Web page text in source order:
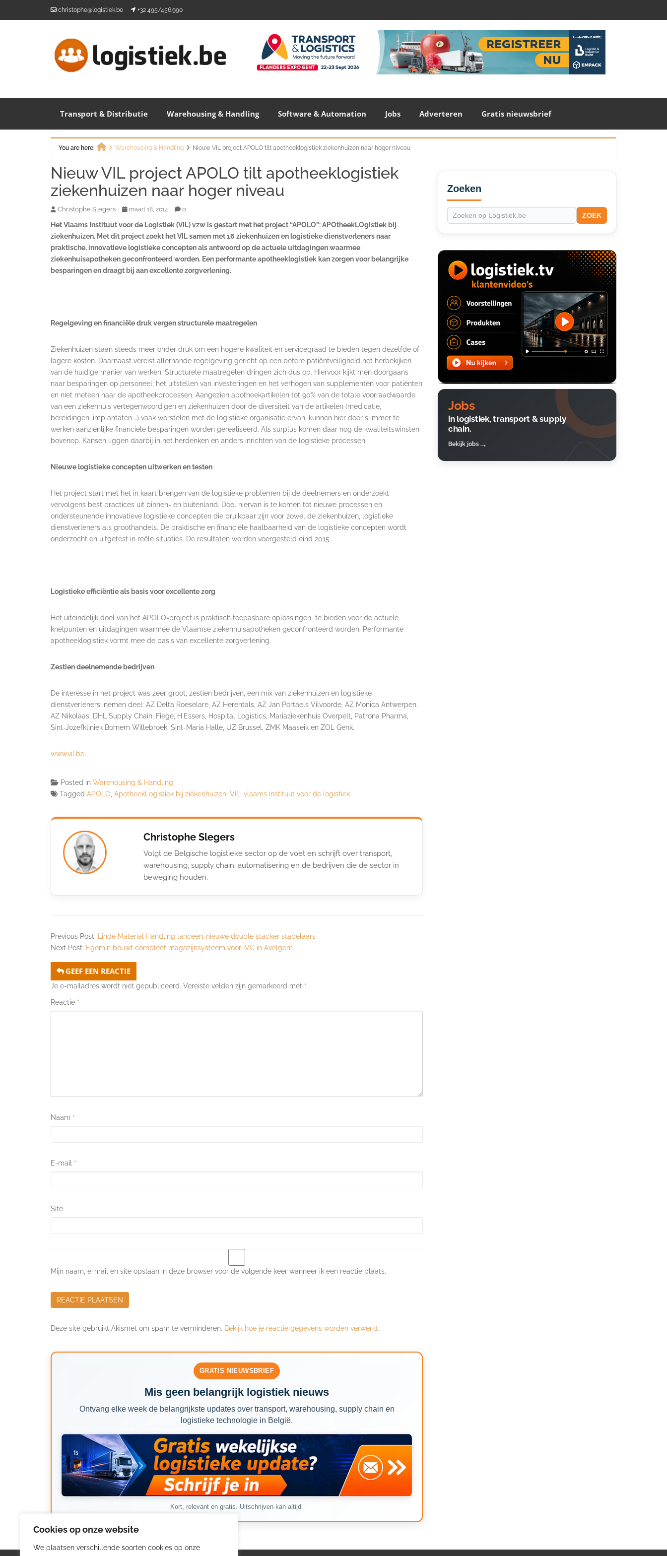
Cookies op onze website
We plaatsen verschillende soorten cookies op onze
christophe@logistiek.be +32 495/456.990
Transport & Distributie Warehousing & Handling Software & Automation Jobs Adverteren Gratis nieuwsbrief
You are here:
Warehousing & Handling Nieuw VIL project APOLO tilt apotheeklogistiek ziekenhuizen naar hoger niveau
Nieuw VIL project APOLO tilt apotheeklogistiek
ziekenhuizen naar hoger niveau
Christophe Slegers maart 18, 2014 0
Het Vlaams Instituut voor de Logistiek (VIL) vzw is gestart met het project “APOLO”: APOtheekLOgistiek bij
ziekenhuizen. Met dit project zoekt het VIL samen met 16 ziekenhuizen en logistieke dienstverleners naar
praktische, innovatieve logistieke concepten als antwoord op de actuele uitdagingen waarmee
ziekenhuisapotheken geconfronteerd worden. Een performante apotheeklogistiek kan zorgen voor belangrijke
besparingen en draagt bij aan excellente zorgverlening.
Regelgeving en financiële druk vergen structurele maatregelen
Ziekenhuizen staan steeds meer onder druk om een hogere kwaliteit en servicegraad te bieden tegen dezelfde of
lagere kosten. Daarnaast vereist allerhande regelgeving gericht op een betere patiëntveiligheid het herbekijken
van de huidige manier van werken. Structurele maatregelen dringen zich dus op. Hiervoor kijkt men doorgaans
naar besparingen op personeel, het uitstellen van investeringen en het verhogen van supplementen voor patiënten
en niet meteen naar de apotheekprocessen. Aangezien apotheekartikelen tot 90% van de totale voorraadwaarde
van een ziekenhuis vertegenwoordigen en ziekenhuizen door de diversiteit van de artikelen (medicatie,
bereidingen, implantaten …) vaak worstelen met de logistieke organisatie ervan, kunnen hier door slimmer te
werken aanzienlijke financiële besparingen worden gerealiseerd. Als surplus komen daar nog de kwaliteitswinsten
bovenop. Kansen liggen daarbij in het herdenken en anders inrichten van de logistieke processen.
Nieuwe logistieke concepten uitwerken en testen
Het project start met het in kaart brengen van de logistieke problemen bij de deelnemers en onderzoekt
vervolgens best practices uit binnen- en buitenland. Doel hiervan is te komen tot nieuwe processen en
ondersteunende innovatieve logistieke concepten die bruikbaar zijn voor zowel de ziekenhuizen, logistieke
dienstverleners als groothandels. De praktische en financiële haalbaarheid van de logistieke concepten wordt
onderzocht en uitgetest in reële situaties. De resultaten worden voorgesteld eind 2015.
Logistieke efficiëntie als basis voor excellente zorg
Het uiteindelijk doel van het APOLO-project is praktisch toepasbare oplossingen te bieden voor de actuele
knelpunten en uitdagingen waarmee de Vlaamse ziekenhuisapotheken geconfronteerd worden. Performante
apotheeklogistiek vormt mee de basis van excellente zorgverlening.
Zestien deelnemende bedrijven
De interesse in het project was zeer groot, zestien bedrijven, een mix van ziekenhuizen en logistieke
dienstverleners, nemen deel: AZ Delta Roeselare, AZ Herentals, AZ Jan Portaels Vilvoorde, AZ Monica Antwerpen,
AZ Nikolaas, DHL Supply Chain, Fiege, H.Essers, Hospital Logistics, Mariaziekenhuis Overpelt, Patrona Pharma,
Sint-Jozefkliniek Bornem Willebroek, Sint-Maria Halle, UZ Brussel, ZMK Maaseik en ZOL Genk.
www.vil.be
Posted in Warehousing & Handling
Tagged APOLO ApotheekLogistiek bij ziekenhuizen VIL vlaams instituut voor de logistiek
Christophe Slegers
Volgt de Belgische logistieke sector op de voet en schrijft over transport,
warehousing, supply chain, automatisering en de bedrijven die de sector in
beweging houden.
Previous Post:
Linde Material Handling lanceert nieuwe double stacker stapelaars
Next Post: Egemin bouwt compleet magazijnsysteem voor IVC in Avelgem
GEEF EEN REACTIE
Je e-mailadres wordt niet gepubliceerd. Vereiste velden zijn gemarkeerd met *
Reactie *
Naam *
E-mail *
Site
Mijn naam, e-mail en site opslaan in deze browser voor de volgende keer wanneer ik een reactie plaats.
Deze site gebruikt Akismet om spam te verminderen. Bekijk hoe je reactie gegevens worden verwerkt.
GRATIS NIEUWSBRIEF
Mis geen belangrijk logistiek nieuws
Ontvang elke week de belangrijkste updates over transport, warehousing, supply chain en
logistieke technologie in België.
Kort, relevant en gratis. Uitschrijven kan altijd.
Secondary
Sidebar
Zoeken
ZOEK
Jobs
in logistiek, transport & supply
chain.
Bekijk jobs